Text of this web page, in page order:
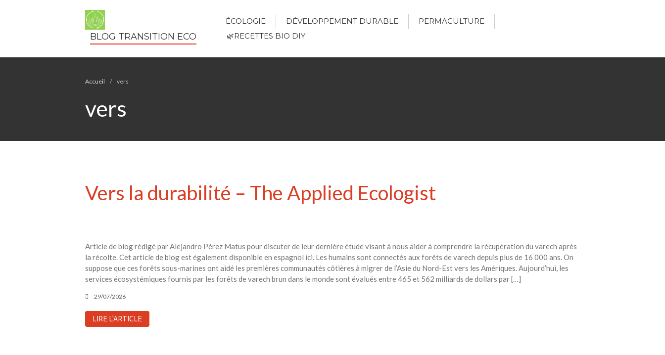
guide pour les citoyens et les
électeurs
Toits verts | Association
BLOG TRANSITION ECO
ÉCOLOGIE DÉVELOPPEMENT DURABLE
PERMACULTURE
🌿RECETTES BIO DIY
Accueil / vers
vers
Vers la durabilité – The Applied Ecologist
Article de blog rédigé par Alejandro Pérez Matus pour discuter de leur dernière étude visant à nous aider à comprendre la récupération du varech après
la récolte. Cet article de blog est également disponible en espagnol ici. Les humains sont connectés aux forêts de varech depuis plus de 16 000 ans. On
suppose que ces forêts sous-marines ont aidé les premières communautés côtières à migrer de l’Asie du Nord-Est vers les Amériques. Aujourd’hui, les
services écosystémiques fournis par les forêts de varech brun dans le monde sont évalués entre 465 et 562 milliards de dollars par […]
29/07/2026
LIRE L'ARTICLE